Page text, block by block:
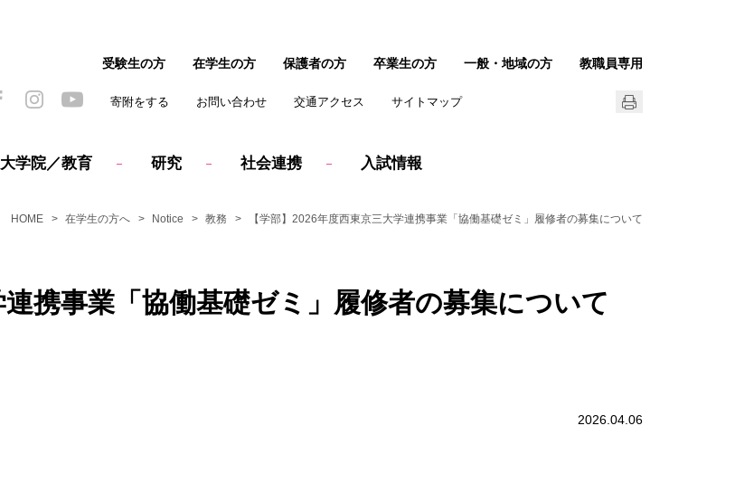
学院／教育 研究 社会連携 入試情報
寄附をする お問い合わせ 交通アクセス サイトマップ
受験生の方 在学生の方 保護者の方 卒業生の方 一般・地域の方 教職員専用
HOME 在学生の方へ Notice 教務 【学部】2026年度西東京三大学連携事業「協働基礎ゼミ」履修者の募集について
連携事業「協働基礎ゼミ」履修者の募集について
2026.04.06